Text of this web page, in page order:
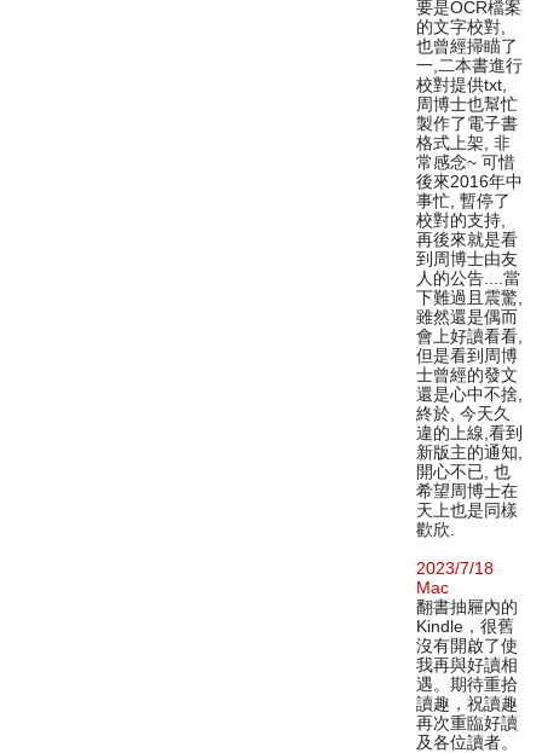
要是OCR檔案
的文字校對,
也曾經掃瞄了
一,二本書進行
校對提供txt,
周博士也幫忙
製作了電子書
格式上架, 非
常感念~ 可惜
後來2016年中
事忙, 暫停了
校對的支持,
再後來就是看
到周博士由友
人的公告....當
下難過且震驚,
雖然還是偶而
會上好讀看看,
但是看到周博
士曾經的發文
還是心中不捨,
終於, 今天久
違的上線,看到
新版主的通知,
開心不已, 也
希望周博士在
天上也是同樣
歡欣.
2023/7/18
Mac
翻書抽屜內的
Kindle，很舊
沒有開啟了使
我再與好讀相
遇。期待重拾
讀趣，祝讀趣
再次重臨好讀
及各位讀者。